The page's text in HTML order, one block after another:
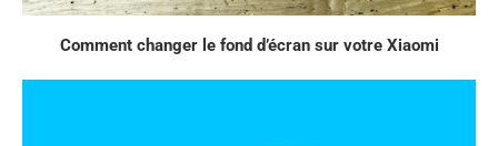
Comment changer le fond d’écran sur votre Xiaomi